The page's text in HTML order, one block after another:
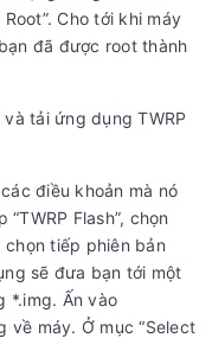
Cho tới khi máy
đã được root thành
và tải ứng dụng TWRP
điều khoản mà nó
Flash”, chọn
chọn tiếp phiên bản
sẽ đưa bạn tới một
*.img. Ấn vào
về máy. Ở mục “Select